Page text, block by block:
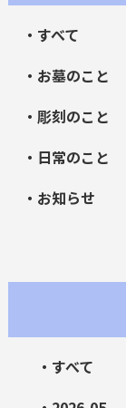
・すべて
・お墓のこと
・彫刻のこと
・日常のこと
・お知らせ
・すべて